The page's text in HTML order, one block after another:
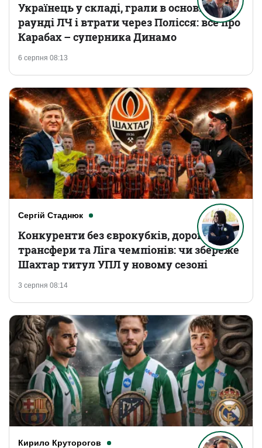
6 серпня 08:13
Українець у складі, грали в основному
раунді ЛЧ і втрати через Полісся: все про
Карабах – суперника Динамо
Сергій Стаднюк
3 серпня 08:14
Конкуренти без єврокубків, дорогі
трансфери та Ліга чемпіонів: чи збереже
Шахтар титул УПЛ у новому сезоні
Кирило Круторогов